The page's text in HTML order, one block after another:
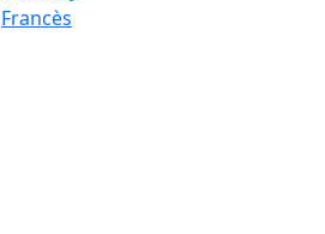
Francès